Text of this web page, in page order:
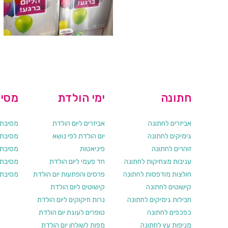
מסיבת
מסיבת
מסיבת
מסיבת
מסיבת
ימי הולדת
אביזרים ליום הולדת
יום הולדת לפי נושא
פיניאטות
חד פעמי ליום הולדת
פרסים והפתעות יום הולדת
קישוטים ליום הולדת
נרות וזיקוקים ליום הולדת
טופרים לעוגת יום הולדת
מפות לשולחן יום הולדת
חתונה
אביזרים לחתונה
גימיקים לחתונה
זוהרים לחתונה
עניבות מצחיקות לחתונה
חולצות מודפסות לחתונה
קישוטים לחתונה
חבילות גימיקים לחתונה
כפכפים לחתונה
מניפות עץ לחתונה